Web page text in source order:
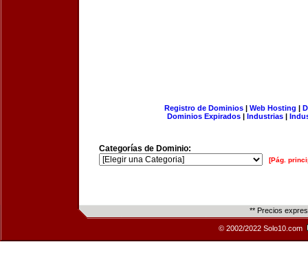
Registro de Dominios| Web Hosting |
Dominios Expirados | Industrias |
Categorías de Dominio:
[Pág.
** Precios
© 2002/2022 Solo10.com